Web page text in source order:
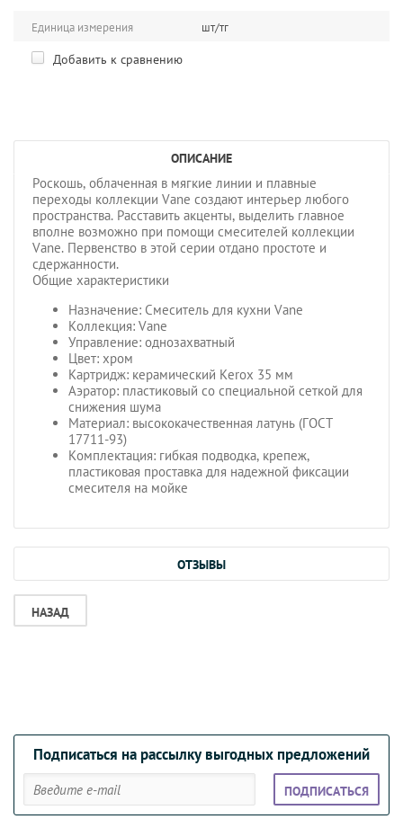
Единица измерения шт/тг
Добавить к сравнению
ОПИСАНИЕ
Роскошь, облаченная в мягкие линии и плавные
переходы коллекции Vane создают интерьер любого
пространства. Расставить акценты, выделить главное
вполне возможно при помощи смесителей коллекции
Vane. Первенство в этой серии отдано простоте и
сдержанности.
Общие характеристики
Назначение: Смеситель для кухни Vane
Коллекция: Vane
Управление: однозахватный
Цвет: хром
Картридж: керамический Kerox 35 мм
Аэратор: пластиковый со специальной сеткой для
снижения шума
Материал: высококачественная латунь (ГОСТ
17711-93)
Комплектация: гибкая подводка, крепеж,
пластиковая проставка для надежной фиксации
смесителя на мойке
ОТЗЫВЫ
НАЗАД
Подписаться на рассылку выгодных предложений
ПОДПИСАТЬСЯ